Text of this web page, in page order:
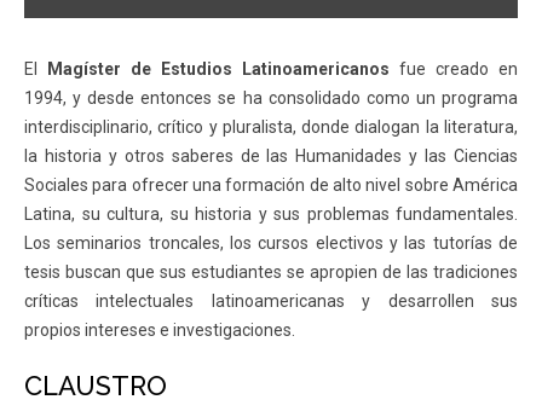
El Magíster de Estudios Latinoamericanos fue creado en
1994, y desde entonces se ha consolidado como un programa
interdisciplinario, crítico y pluralista, donde dialogan la literatura,
la historia y otros saberes de las Humanidades y las Ciencias
Sociales para ofrecer una formación de alto nivel sobre América
Latina, su cultura, su historia y sus problemas fundamentales.
Los seminarios troncales, los cursos electivos y las tutorías de
tesis buscan que sus estudiantes se apropien de las tradiciones
críticas intelectuales latinoamericanas y desarrollen sus
propios intereses e investigaciones.
CLAUSTRO